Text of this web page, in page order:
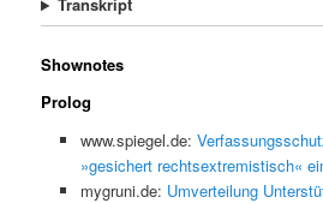
Shownotes
Prolog
www.spiegel.de:
»gesichert rechtsextremistisch«
mygruni.de: Umverteilung